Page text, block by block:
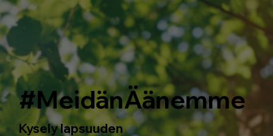
#MeidänÄänemme
Kysely lapsuuden